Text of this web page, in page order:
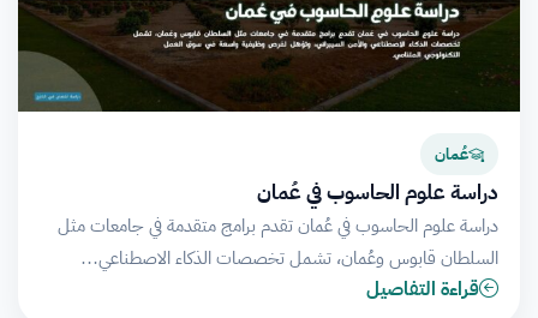
عُمان
دراسة علوم الحاسوب في عُمان
دراسة علوم الحاسوب في عُمان تقدم برامج متقدمة في جامعات مثل
السلطان قابوس وعُمان، تشمل تخصصات الذكاء الاصطناعي…
قراءة التفاصيل